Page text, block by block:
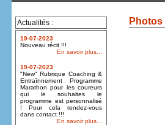
Actualités :
19-07-2023
Nouveau récit !!!
En savoir plus...
19-07-2023
"New" Rubrique Coaching &
Entraînnement Programme
Marathon pour les coureurs
qui le souhaites le
programme est personnalisé
! Pour cela rendez-vous
dans contact !!!
En savoir plus...
Photos